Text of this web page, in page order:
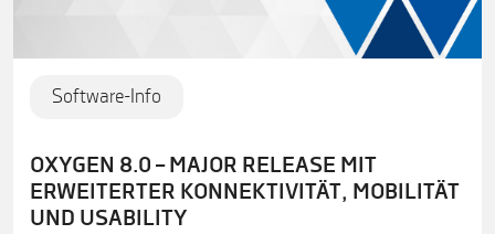
Software-Info
OXYGEN 8.0 – MAJOR RELEASE MIT
ERWEITERTER KONNEKTIVITÄT, MOBILITÄT
UND USABILITY